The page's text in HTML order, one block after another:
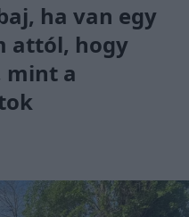
ha van egy
attól, hogy
mint a